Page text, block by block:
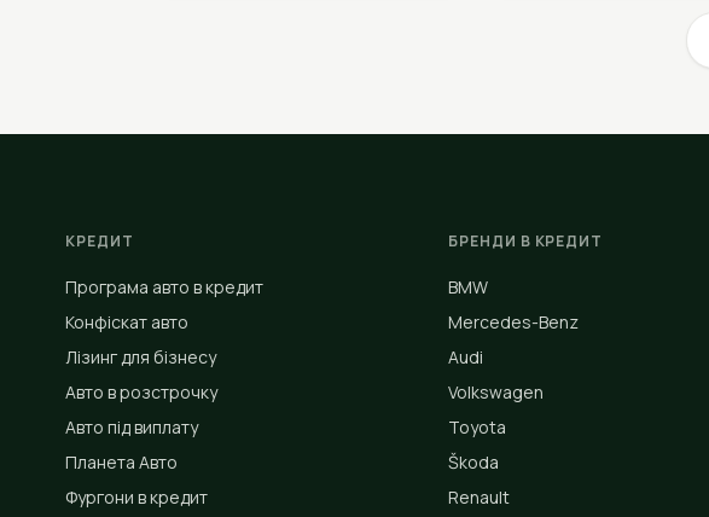
КРЕДИТ
Програма авто в кредит
Конфіскат авто
Лізинг для бізнесу
Авто в розстрочку
Авто під виплату
Планета Авто
Фургони в кредит
БРЕНДИ В КРЕДИТ
BMW
Mercedes-Benz
Audi
Volkswagen
Toyota
Škoda
Renault